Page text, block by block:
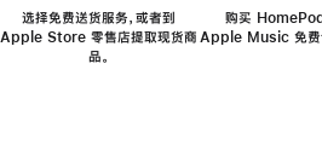
选择免费送货服务，或者到
Apple Store 零售店提取现货商
品。
购买
Apple Music 免费